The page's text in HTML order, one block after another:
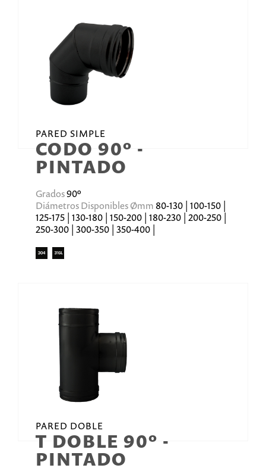
PARED SIMPLE
CODO 90º -
PINTADO
Grados90º
Diámetros Disponibles Ømm 80-130 | 100-150 |
125-175 | 130-180 | 150-200 | 180-230 | 200-250 |
250-300 | 300-350 | 350-400 |
PARED DOBLE
T DOBLE 90º -
PINTADO